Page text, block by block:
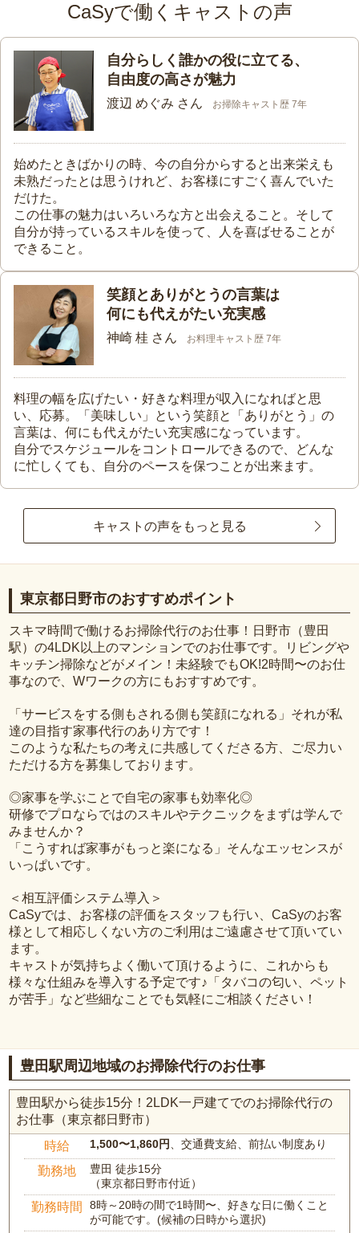
CaSyで働くキャストの声
自分らしく誰かの役に立てる、
自由度の高さが魅力
渡辺 めぐみ さん お掃除キャスト歴 7年
始めたときばかりの時、今の自分からすると出来栄えも
未熟だったとは思うけれど、お客様にすごく喜んでいた
だけた。
この仕事の魅力はいろいろな方と出会えること。そして
自分が持っているスキルを使って、人を喜ばせることが
できること。
笑顔とありがとうの言葉は
何にも代えがたい充実感
神崎 桂 さん お料理キャスト歴 7年
料理の幅を広げたい・好きな料理が収入になればと思
い、応募。「美味しい」という笑顔と「ありがとう」の
言葉は、何にも代えがたい充実感になっています。
自分でスケジュールをコントロールできるので、どんな
に忙しくても、自分のペースを保つことが出来ます。
キャストの声をもっと見る
東京都日野市のおすすめポイント
スキマ時間で働けるお掃除代行のお仕事！日野市（豊田
駅）の4LDK以上のマンションでのお仕事です。リビングや
キッチン掃除などがメイン！未経験でもOK!2時間〜のお仕
事なので、Wワークの方にもおすすめです。
「サービスをする側もされる側も笑顔になれる」それが私
達の目指す家事代行のあり方です！
このような私たちの考えに共感してくださる方、ご尽力い
ただける方を募集しております。
◎家事を学ぶことで自宅の家事も効率化◎
研修でプロならではのスキルやテクニックをまずは学んで
みませんか？
「こうすれば家事がもっと楽になる」そんなエッセンスが
いっぱいです。
＜相互評価システム導入＞
CaSyでは、お客様の評価をスタッフも行い、CaSyのお客
様として相応しくない方のご利用はご遠慮させて頂いてい
ます。
キャストが気持ちよく働いて頂けるように、これからも
様々な仕組みを導入する予定です♪「タバコの匂い、ペット
が苦手」など些細なことでも気軽にご相談ください！
豊田駅周辺地域のお掃除代行のお仕事
豊田駅から徒歩15分！2LDK一戸建てでのお掃除代行の
お仕事（東京都日野市）
時給 1,500〜1,860円、交通費支給、前払い制度あり
勤務地
豊田 徒歩15分
（東京都日野市付近）
勤務時間
8時～20時の間で1時間〜、好きな日に働くこと
が可能です。(候補の日時から選択)